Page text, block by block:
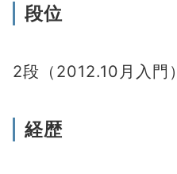
段位
2段（2012.10月入門）
経歴